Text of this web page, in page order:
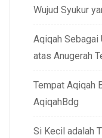
Wujud Syukur
Aqiqah Sebagai
atas Anugerah
Tempat Aqiqah
AqiqahBdg
Si Kecil adalah